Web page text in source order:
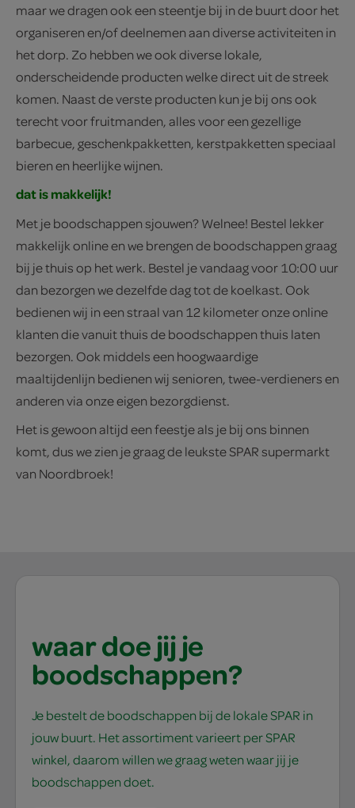
maar we dragen ook een steentje bij in de buurt door het
organiseren en/of deelnemen aan diverse activiteiten in
het dorp. Zo hebben we ook diverse lokale,
onderscheidende producten welke direct uit de streek
komen. Naast de verste producten kun je bij ons ook
terecht voor fruitmanden, alles voor een gezellige
barbecue, geschenkpakketten, kerstpakketten speciaal
bieren en heerlijke wijnen.
dat is makkelijk!
Met je boodschappen sjouwen? Welnee! Bestel lekker
makkelijk online en we brengen de boodschappen graag
bij je thuis op het werk. Bestel je vandaag voor 10:00 uur
dan bezorgen we dezelfde dag tot de koelkast. Ook
bedienen wij in een straal van 12 kilometer onze online
klanten die vanuit thuis de boodschappen thuis laten
bezorgen. Ook middels een hoogwaardige
maaltijdenlijn bedienen wij senioren, twee-verdieners en
anderen via onze eigen bezorgdienst.
Het is gewoon altijd een feestje als je bij ons binnen
komt, dus we zien je graag de leukste SPAR supermarkt
van Noordbroek!
waar doe jij je
boodschappen?
Je bestelt de boodschappen bij de lokale SPAR in
jouw buurt. Het assortiment varieert per SPAR
winkel, daarom willen we graag weten waar jij je
boodschappen doet.